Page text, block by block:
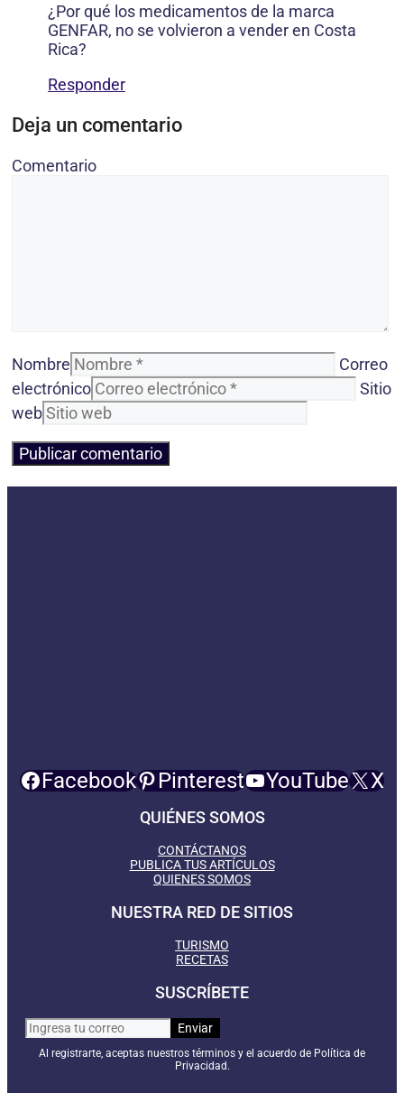
¿Por qué los medicamentos de la marca
GENFAR, no se volvieron a vender en Costa
Rica?
Responder
Deja un comentario
Comentario
Nombre
Correo
electrónico
Sitio
web
Facebook Pinterest YouTube X
QUIÉNES SOMOS
CONTÁCTANOS
PUBLICA TUS ARTÍCULOS
QUIENES SOMOS
NUESTRA RED DE SITIOS
TURISMO
RECETAS
SUSCRÍBETE
Al registrarte, aceptas nuestros términos y el acuerdo de Política de
Privacidad.